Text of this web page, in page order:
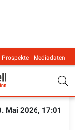
Prospekte Mediadaten
Mai 2026, 17:01